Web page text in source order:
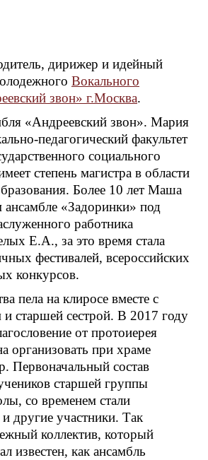
дирижер и идейный
Вокального
звон» г.Москва.
«Андреевский звон». Мария
педагогический факультет
социального
степень магистра в области
Более 10 лет Маша
ансамбле «Задоринки» под
работника
Е.А., за это время стала
фестивалей, всероссийских
конкурсов.
пела на клиросе вместе с
старшей сестрой. В 2017 году
от протоиерея
организовать при храме
Первоначальный состав
старшей группы
со временем стали
другие участники. Так
коллектив, который
известен, как ансамбль